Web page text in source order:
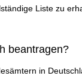
Liste zu
beantragen?
in